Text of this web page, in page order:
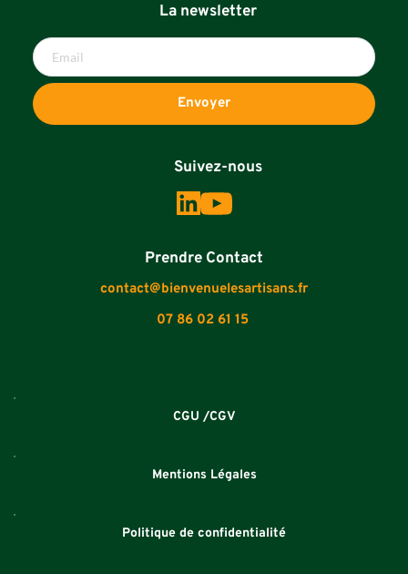
La newsletter
Envoyer
          Suivez-nous
Prendre Contact
contact@bienvenuelesartisans.fr
07 86 02 61 15
CGU /CGV
Mentions Légales
Politique de confidentialité